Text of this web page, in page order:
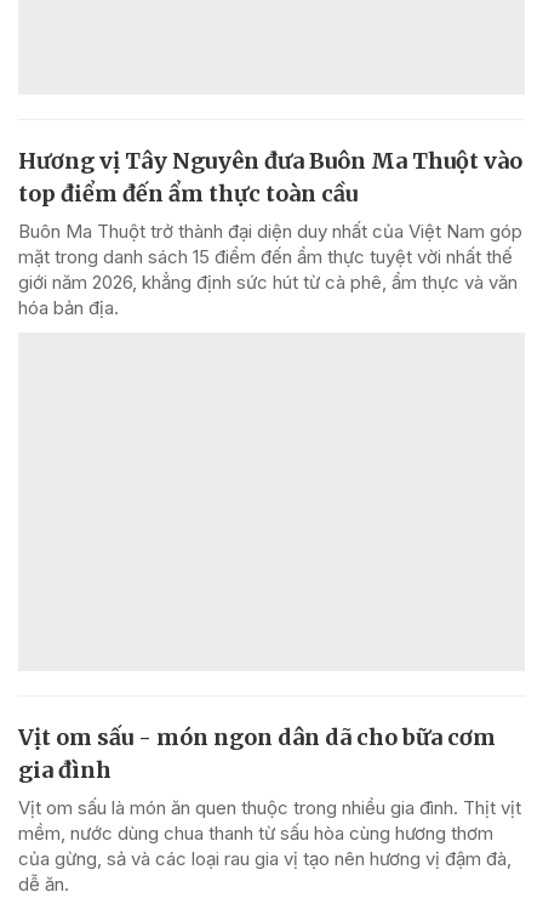
Hương vị Tây Nguyên đưa Buôn Ma Thuột vào
top điểm đến ẩm thực toàn cầu
Buôn Ma Thuột trở thành đại diện duy nhất của Việt Nam góp
mặt trong danh sách 15 điểm đến ẩm thực tuyệt vời nhất thế
giới năm 2026, khẳng định sức hút từ cà phê, ẩm thực và văn
hóa bản địa.
Vịt om sấu - món ngon dân dã cho bữa cơm
gia đình
Vịt om sấu là món ăn quen thuộc trong nhiều gia đình. Thịt vịt
mềm, nước dùng chua thanh từ sấu hòa cùng hương thơm
của gừng, sả và các loại rau gia vị tạo nên hương vị đậm đà,
dễ ăn.